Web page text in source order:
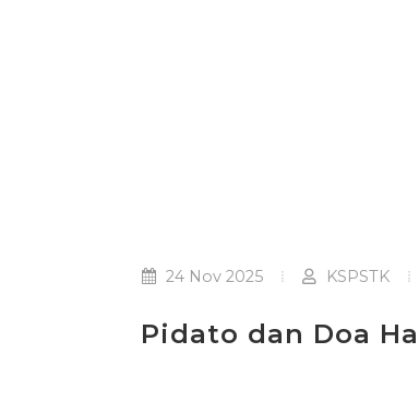
24 Nov 2025 KSPSTK
Pidato dan Doa